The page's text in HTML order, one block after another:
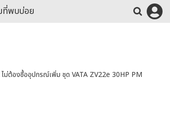
ที่พบบ่อย
ม่ต้องซื้ออุปกรณ์เพิ่ม ชุด VATA ZV22e 30HP PM